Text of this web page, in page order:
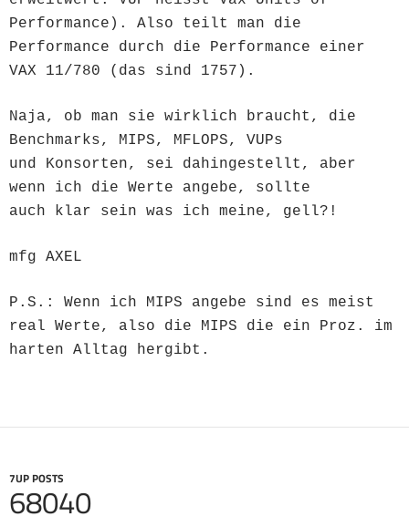
Performance). Also teilt man die
Performance durch die Performance einer
VAX 11/780 (das sind 1757).
Naja, ob man sie wirklich braucht, die
Benchmarks, MIPS, MFLOPS, VUPs
und Konsorten, sei dahingestellt, aber
wenn ich die Werte angebe, sollte
auch klar sein was ich meine, gell?!
mfg AXEL
P.S.: Wenn ich MIPS angebe sind es meist
real Werte, also die MIPS die ein Proz. im
harten Alltag hergibt.
7UP POSTS
68040